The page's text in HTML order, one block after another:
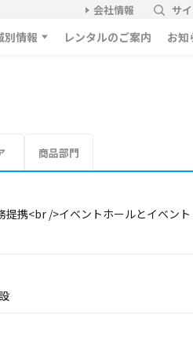
会社情報 サ
別情報 レンタルのご案内 お知
商品部門
携<br />イベントホールとイベント